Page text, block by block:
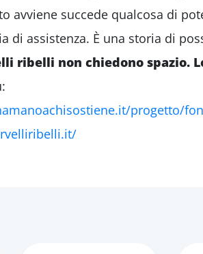
avviene succede qualcosa di
di assistenza. È una storia di
ribelli non chiedono spazio.
progetto/